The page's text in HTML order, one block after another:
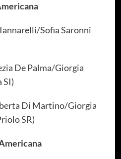
Sofia Saronni
De Palma/Giorgia
SI)
Di Martino/Giorgia
SR)